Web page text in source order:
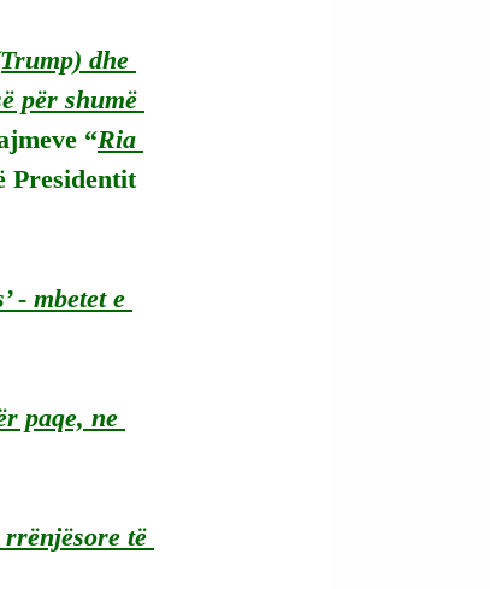
dhe
për shumë
“Ria
Presidentit
- mbetet e
paqe, ne
të